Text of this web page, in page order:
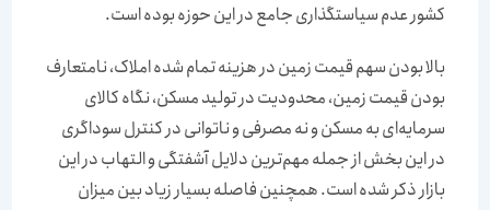
کشور عدم سیاستگذاری جامع در این حوزه بوده است.
بالا بودن سهم قیمت زمین در هزینه تمام شده املاک، نامتعارف
بودن قیمت زمین، محدودیت در تولید مسکن، نگاه کالای
سرمایه‌‌‌ای به مسکن و نه مصرفی و ناتوانی در کنترل سوداگری
در این بخش از جمله مهم‌‌‌ترین دلایل آشفتگی و التهاب در این
بازار ذکر شده است. همچنین فاصله بسیار زیاد بین میزان